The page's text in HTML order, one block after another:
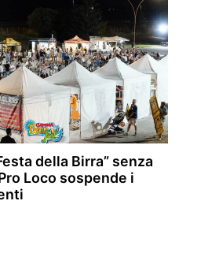
della Birra” senza
Loco sospende i